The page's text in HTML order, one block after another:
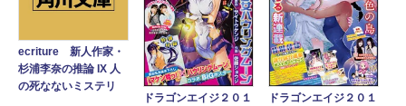
ecriture 新人作家・
杉浦李奈の推論 IX 人
の死なないミステリ
ドラゴンエイジ２０１
ドラゴンエイジ２０１